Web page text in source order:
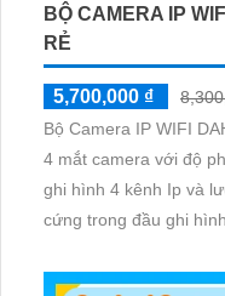
BỘ CAMERA IP
RẺ
5,700,000 ₫
Bộ Camera IP WIFI
4 mắt camera với độ
ghi hình 4 kênh Ip và
cứng trong đầu ghi
giám sát có màu vào